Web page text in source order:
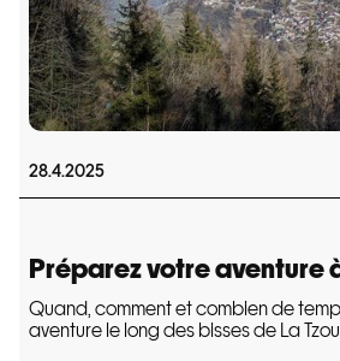
28.4.2025
Préparez votre aventure
Quand, comment et combien de
aventure le long des bisses de La